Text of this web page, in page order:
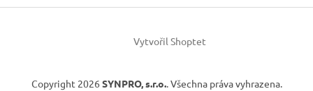
Vytvořil Shoptet
Copyright 2026 SYNPRO, s.r.o.. Všechna práva vyhrazena.